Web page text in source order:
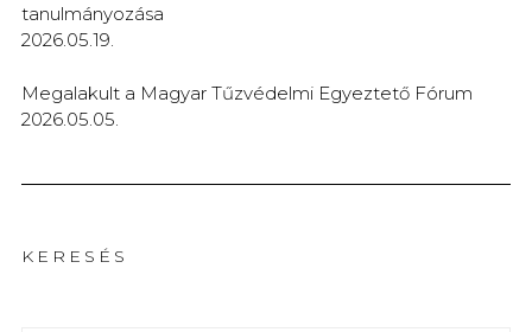
tanulmányozása
2026.05.19.
Megalakult a Magyar Tűzvédelmi Egyeztető Fórum
2026.05.05.
KERESÉS